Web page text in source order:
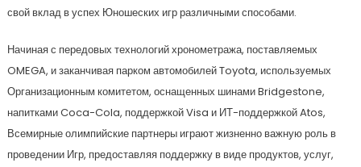
свой вклад в успех Юношеских игр различными способами.
Начиная с передовых технологий хронометража, поставляемых
OMEGA, и заканчивая парком автомобилей Toyota, используемых
Организационным комитетом, оснащенных шинами Bridgestone,
напитками Coca-Cola, поддержкой Visa и ИТ-поддержкой Atos,
Всемирные олимпийские партнеры играют жизненно важную роль в
проведении Игр, предоставляя поддержку в виде продуктов, услуг,